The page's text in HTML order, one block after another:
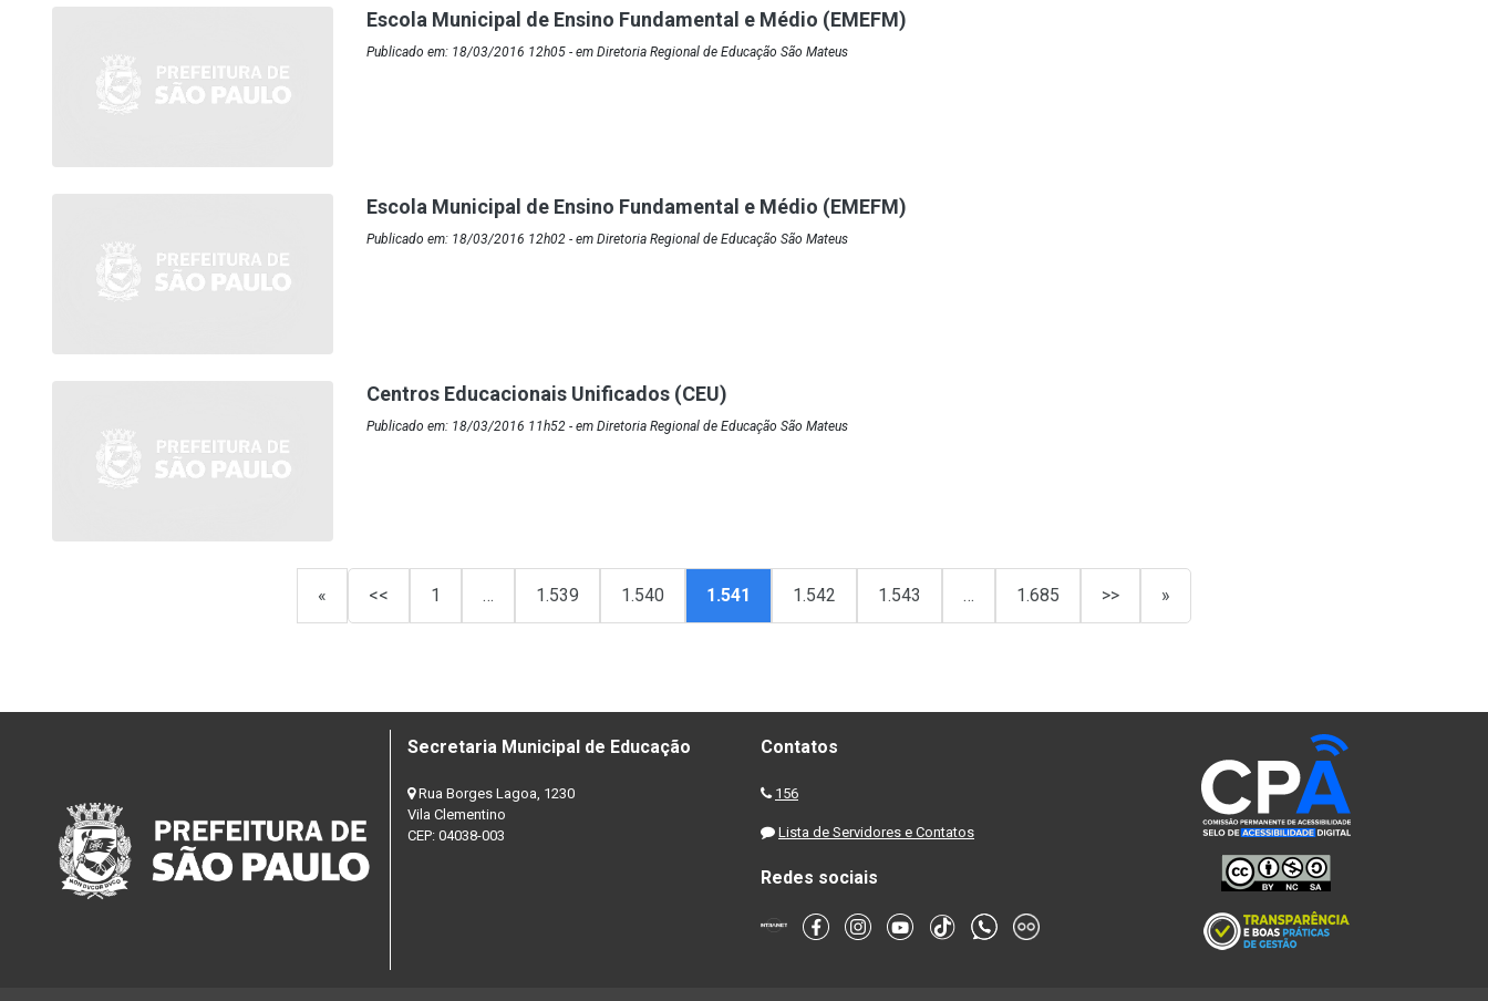
Escola Municipal de Ensino Fundamental e Médio (EMEFM)
Publicado em: 18/03/2016 12h05 - em Diretoria Regional de Educação São Mateus
Escola Municipal de Ensino Fundamental e Médio (EMEFM)
Publicado em: 18/03/2016 12h02 - em Diretoria Regional de Educação São Mateus
Centros Educacionais Unificados (CEU)
Publicado em: 18/03/2016 11h52 - em Diretoria Regional de Educação São Mateus
« << 1 … 1.539 1.540 1.541 1.542 1.543 … 1.685 >> »
Secretaria Municipal de Educação
Rua Borges Lagoa, 1230
Vila Clementino
CEP: 04038-003
Contatos
156
Lista de Servidores e Contatos
Redes sociais